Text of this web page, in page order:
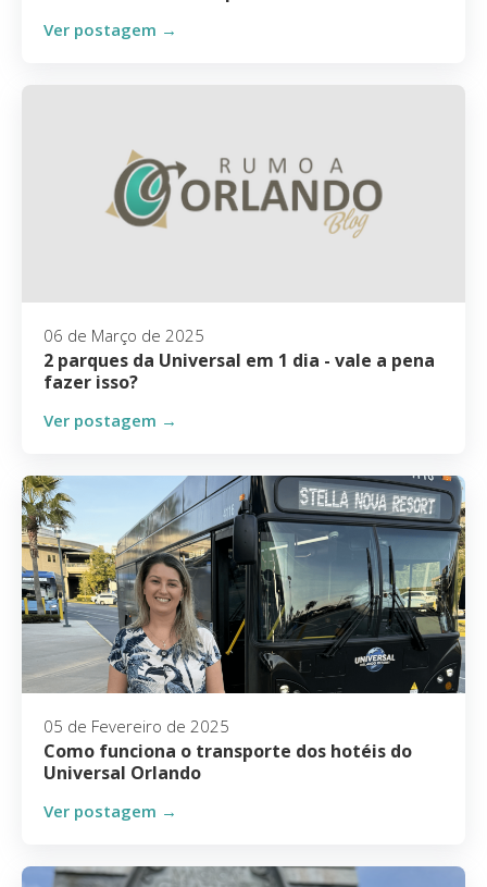
Ver postagem →
06 de Março de 2025
2 parques da Universal em 1 dia - vale a pena
fazer isso?
Ver postagem →
05 de Fevereiro de 2025
Como funciona o transporte dos hotéis do
Universal Orlando
Ver postagem →